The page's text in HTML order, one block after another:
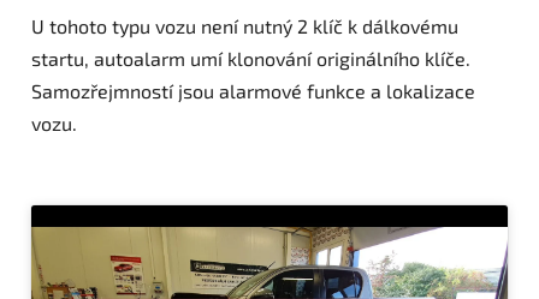
U tohoto typu vozu není nutný 2 klíč k dálkovému
startu, autoalarm umí klonování originálního klíče.
Samozřejmností jsou alarmové funkce a lokalizace
vozu.